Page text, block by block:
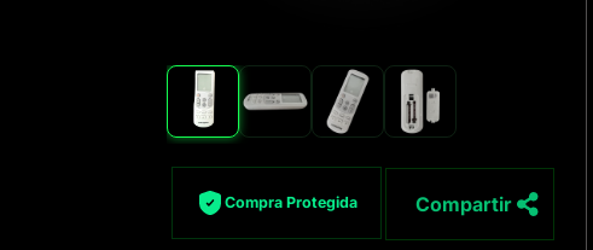
Compra Protegida Compartir